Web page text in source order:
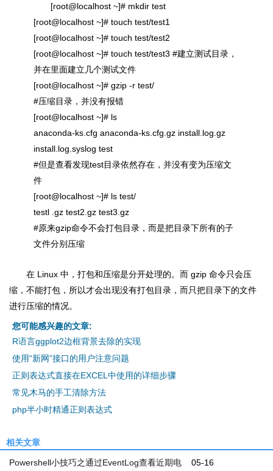
[root@localhost ~]# mkdir test
[root@localhost ~]# touch test/test1
[root@localhost ~]# touch test/test2
[root@localhost ~]# touch test/test3 #建立测试目录，
并在里面建立几个测试文件
[root@localhost ~]# gzip -r test/
#压缩目录，并没有报错
[root@localhost ~]# ls
anaconda-ks.cfg anaconda-ks.cfg.gz install.log.gz
install.log.syslog test
#但是查看发现test目录依然存在，并没有变为压缩文
件
[root@localhost ~]# ls test/
testl .gz test2.gz test3.gz
#原来gzip命令不会打包目录，而是把目录下所有的子
文件分别压缩
在 Linux 中，打包和压缩是分开处理的。而 gzip 命令只会压
缩，不能打包，所以才会出现没有打包目录，而只把目录下的文件
进行压缩的情况。
您可能感兴趣的文章:
R语言ggplot2边框背景去除的实现
使用“新网”接口的用户注意问题
正则表达式直接在EXCEL中使用的详细步骤
常见木马的手工清除方法
php半小时精通正则表达式
相关文章
05-16
Powershell小技巧之通过EventLog查看近期电